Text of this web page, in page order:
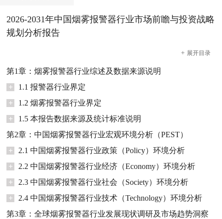
2026-2031年中国烟雾报警器行业市场前瞻与投资战略
规划分析报告
+ 展开目录
第1章：烟雾报警器行业综述及数据来源说明
+
1.1 报警器行业界定
+
1.2 烟雾报警器行业界定
+
1.5 本报告数据来源及统计标准说明
第2章：中国烟雾报警器行业宏观环境分析（PEST）
+
2.1 中国烟雾报警器行业政策（Policy）环境分析
+
2.2 中国烟雾报警器行业经济（Economy）环境分析
+
2.3 中国烟雾报警器行业社会（Society）环境分析
+
2.4 中国烟雾报警器行业技术（Technology）环境分析
第3章：全球烟雾报警器行业发展现状调研及市场趋势洞察